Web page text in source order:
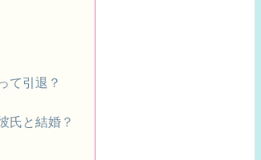
て引退？
氏と結婚？